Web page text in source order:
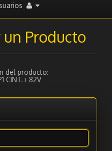
Producto
del producto:
CINT.+ 82V